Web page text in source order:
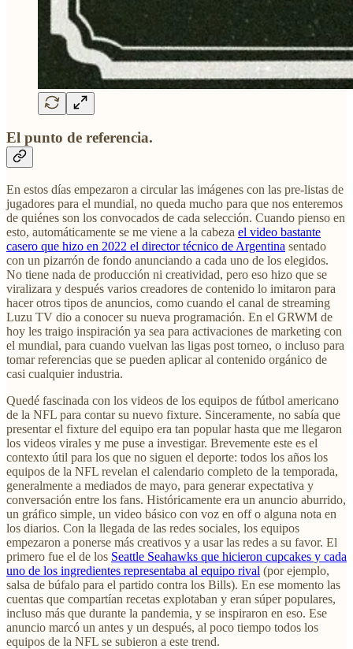
El punto de referencia.
En estos días empezaron a circular las imágenes con las pre-listas de
jugadores para el mundial, no queda mucho para que nos enteremos
de quiénes son los convocados de cada selección. Cuando pienso en
esto, automáticamente se me viene a la cabeza el video bastante
casero que hizo en 2022 el director técnico de Argentina sentado
con un pizarrón de fondo anunciando a cada uno de los elegidos.
No tiene nada de producción ni creatividad, pero eso hizo que se
viralizara y después varios creadores de contenido lo imitaron para
hacer otros tipos de anuncios, como cuando el canal de streaming
Luzu TV dio a conocer su nueva programación. En el GRWM de
hoy les traigo inspiración ya sea para activaciones de marketing con
el mundial, para cuando vuelvan las ligas post torneo, o incluso para
tomar referencias que se pueden aplicar al contenido orgánico de
casi cualquier industria.
Quedé fascinada con los videos de los equipos de fútbol americano
de la NFL para contar su nuevo fixture. Sinceramente, no sabía que
presentar el fixture del equipo era tan popular hasta que me llegaron
los videos virales y me puse a investigar. Brevemente este es el
contexto útil para los que no siguen el deporte: todos los años los
equipos de la NFL revelan el calendario completo de la temporada,
generalmente a mediados de mayo, para generar expectativa y
conversación entre los fans. Históricamente era un anuncio aburrido,
un gráfico simple, un video básico con voz en off o alguna nota en
los diarios. Con la llegada de las redes sociales, los equipos
empezaron a ponerse más creativos y a usar las redes a su favor. El
primero fue el de los Seattle Seahawks que hicieron cupcakes y cada
uno de los ingredientes representaba al equipo rival (por ejemplo,
salsa de búfalo para el partido contra los Bills). En ese momento las
cuentas que compartían recetas explotaban y eran súper populares,
incluso más que durante la pandemia, y se inspiraron en eso. Ese
anuncio marcó un antes y un después, al poco tiempo todos los
equipos de la NFL se subieron a este trend.